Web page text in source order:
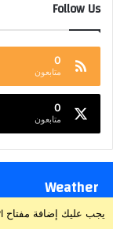
Follow Us
0
متابعون
0
متابعون
Weather
يجب عليك إضافة مفتاح API للطقس من خلال صفحة إعدادات القالب > الدمج.